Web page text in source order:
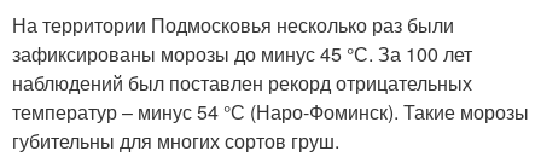
На территории Подмосковья несколько раз были
зафиксированы морозы до минус 45 °С. За 100 лет
наблюдений был поставлен рекорд отрицательных
температур – минус 54 °С (Наро-Фоминск). Такие морозы
губительны для многих сортов груш.